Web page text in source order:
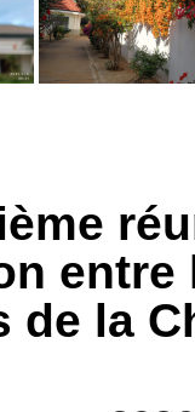
entre
de la